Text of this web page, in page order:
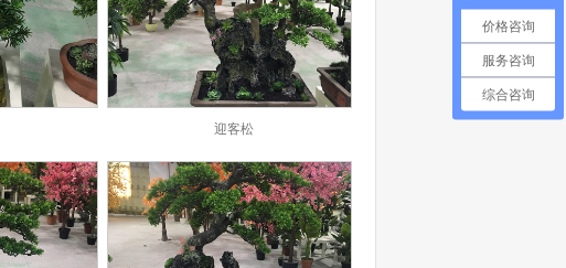
迎客松
价格咨询
服务咨询
综合咨询